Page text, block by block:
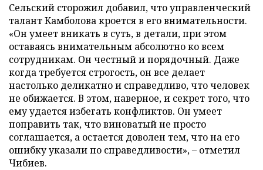
Сельский сторожил добавил, что управленческий
талант Камболова кроется в его внимательности.
«Он умеет вникать в суть, в детали, при этом
оставаясь внимательным абсолютно ко всем
сотрудникам. Он честный и порядочный. Даже
когда требуется строгость, он все делает
настолько деликатно и справедливо, что человек
не обижается. В этом, наверное, и секрет того, что
ему удается избегать конфликтов. Он умеет
поправить так, что виноватый не просто
соглашается, а остается доволен тем, что на его
ошибку указали по справедливости», – отметил
Чибиев.